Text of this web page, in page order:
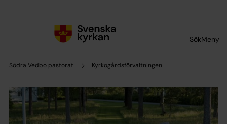
SökMeny
Södra Vedbo pastorat Kyrkogårdsförvaltningen